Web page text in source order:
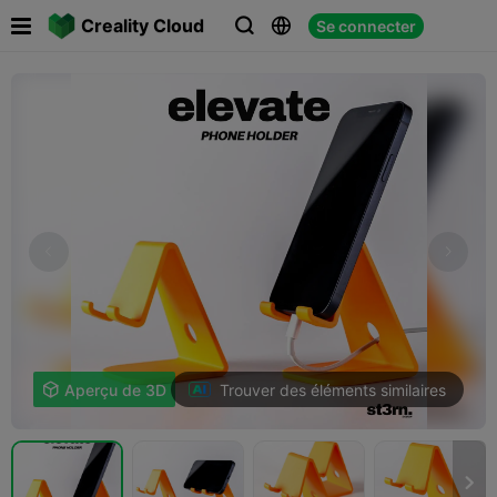
Creality Cloud   Se connecter
 Aperçu de 3D Trouver des éléments similaires
